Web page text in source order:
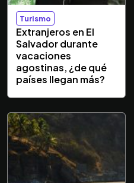
Turismo
Extranjeros en El
Salvador durante
vacaciones
agostinas, ¿de qué
países llegan más?